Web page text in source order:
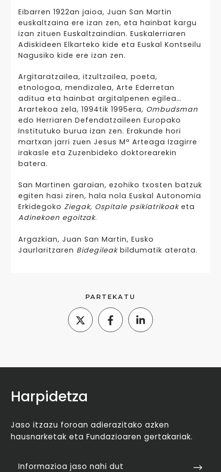
Eibarren 1922an jaioa, Juan San Martin
euskaltzaina ere izan zen, eta hainbat kargu
izan zituen Euskaltzaindian. Euskalerriaren
Adiskideen Elkarteko kide eta Euskal Kontseilu
Nagusiko kide ere izan zen.
Argitaratzailea, itzultzailea, poeta,
etnologoa, mendizalea, Arte Ederretan
aditua eta hainbat argitalpenen egilea…
Arartekoa zela, 1994tik 1995era, Ombudsman
edo Herriaren Defendatzaileen Europako
Institutuko burua izan zen. Erakunde hori
martxan jarri zuen Jesus Mª Arteaga Izagirre
irakasle eta Zuzenbideko doktorearekin
batera.
San Martinen garaian, ezohiko txosten batzuk
egiten hasi ziren, hala nola Euskal Autonomia
Erkidegoko Ziegak, Ospitale psikiatrikoak eta
Adinekoen egoitzak.
Argazkian, Juan San Martin, Eusko
Jaurlaritzaren Bidegileakbildumatik aterata.
PARTEKATU
Harpidetza
Jaso itzazu foroan adierazitako azken
hausnarketak eta Fundazioaren gertakariak.
Informazioa jaso nahi dut